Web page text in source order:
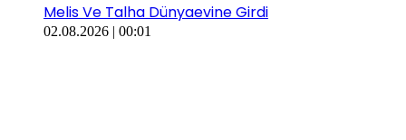
Melis Ve Talha Dünyaevine Girdi
02.08.2026 | 00:01